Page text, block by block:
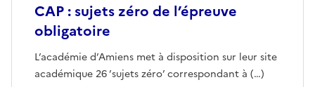
CAP : sujets zéro de l’épreuve
obligatoire
L’académie d’Amiens met à disposition sur leur site
académique 26 ’sujets zéro’ correspondant à (…)